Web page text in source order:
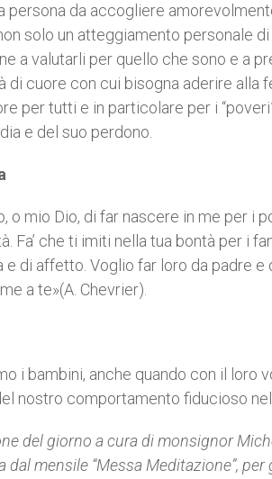
persona da accogliere
solo un atteggiamento personale
a valutarli per quello che sono e a
di cuore con cui bisogna aderire alla
per tutti e in particolare per i
e del suo perdono.
o mio Dio, di far nascere in me per i
Fa’ che ti imiti nella tua bontà per i
e di affetto. Voglio far loro da padre
a te»(A. Chevrier).
i bambini, anche quando con il loro
nostro comportamento fiducioso nel
del giorno a cura di monsignor
dal mensile “Messa Meditazione”,